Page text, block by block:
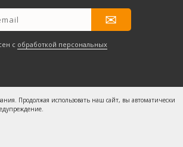
с обработкой персональных
Продолжая использовать наш сайт, вы автоматически